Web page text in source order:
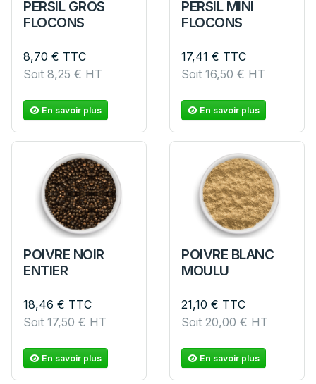
PERSIL GROS
FLOCONS
8,70 € TTC
Soit 8,25 € HT
En savoir plus
PERSIL MINI
FLOCONS
17,41 € TTC
Soit 16,50 € HT
En savoir plus
POIVRE NOIR
ENTIER
18,46 € TTC
Soit 17,50 € HT
En savoir plus
POIVRE BLANC
MOULU
21,10 € TTC
Soit 20,00 € HT
En savoir plus